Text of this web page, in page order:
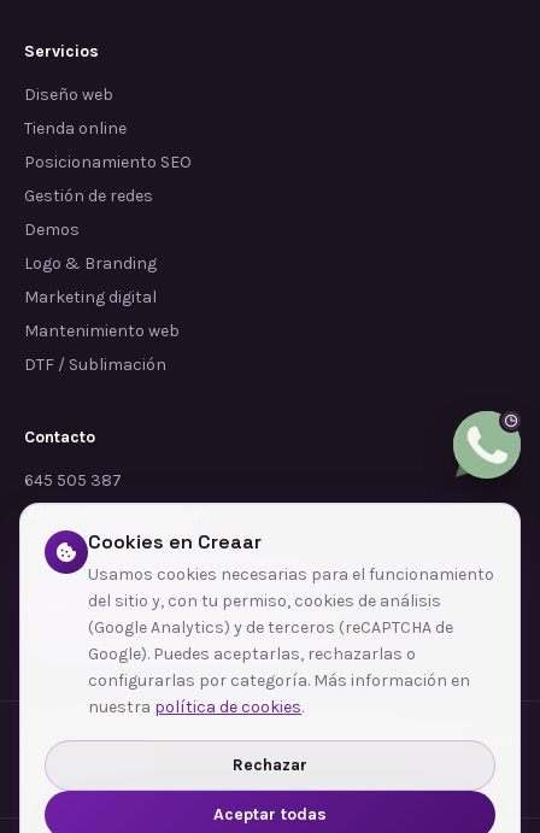
Servicios
Diseño web
Tienda online
Posicionamiento SEO
Gestión de redes
Demos
Logo & Branding
Marketing digital
Mantenimiento web
DTF / Sublimación
Contacto
645 505 387
info@dependalium.com
Mataró (Barcelona)
Déjanos tu reseña en Google
Zonas de cobertura·Barcelona·L'Hospitalet de Llobregat·Terrassa·Badalona
Sabadell
Santa Coloma de Gramenet
Ver todas las zonas →
Cookies en Creaar
Usamos cookies necesarias para el funcionamiento
del sitio y, con tu permiso, cookies de análisis
(Google Analytics) y de terceros (reCAPTCHA de
Google). Puedes aceptarlas, rechazarlas o
configurarlas por categoría. Más información en
nuestra política de cookies.
Rechazar
Aceptar todas